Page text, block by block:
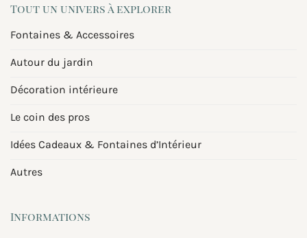
Tout un univers à explorer
Fontaines & Accessoires
Autour du jardin
Décoration intérieure
Le coin des pros
Idées Cadeaux & Fontaines d’Intérieur
Autres
Informations